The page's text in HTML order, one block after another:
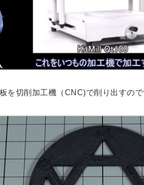
を切削加工機（CNC)で削り出すので